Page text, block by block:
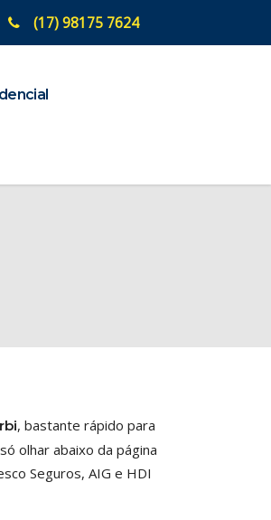
(17) 98175 7624
, bastante rápido para
olhar abaixo da página
Seguros, AIG e HDI